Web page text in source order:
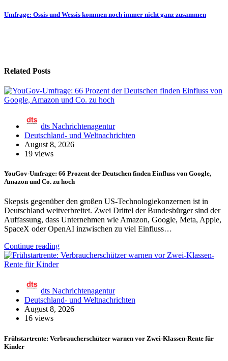
Umfrage: Ossis und Wessis kommen noch immer nicht ganz zusammen
Related Posts
dts Nachrichtenagentur
Deutschland- und Weltnachrichten
August 8, 2026
19 views
YouGov-Umfrage: 66 Prozent der Deutschen finden Einfluss von Google,
Amazon und Co. zu hoch
Skepsis gegenüber den großen US-Technologiekonzernen ist in
Deutschland weitverbreitet. Zwei Drittel der Bundesbürger sind der
Auffassung, dass Unternehmen wie Amazon, Google, Meta, Apple,
SpaceX oder OpenAI inzwischen zu viel Einfluss…
Continue reading
dts Nachrichtenagentur
Deutschland- und Weltnachrichten
August 8, 2026
16 views
Frühstartrente: Verbraucherschützer warnen vor Zwei-Klassen-Rente für
Kinder